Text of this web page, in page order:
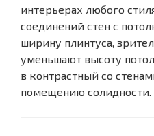
интерьерах любого
соединений стен с
ширину плинтуса,
уменьшают высоту
в контрастный со
помещению солидности.